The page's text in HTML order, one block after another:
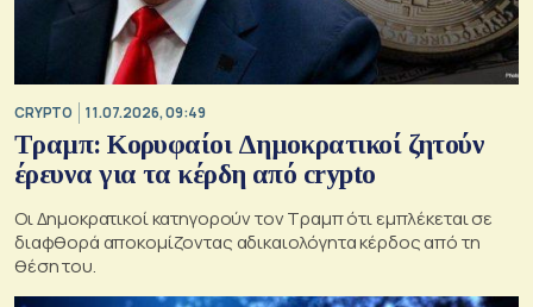
CRYPTO 11.07.2026, 09:49
Τραμπ: Κορυφαίοι Δημοκρατικοί ζητούν
έρευνα για τα κέρδη από crypto
Οι Δημοκρατικοί κατηγορούν τον Τραμπ ότι εμπλέκεται σε
διαφθορά αποκομίζοντας αδικαιολόγητα κέρδος από τη
θέση του.